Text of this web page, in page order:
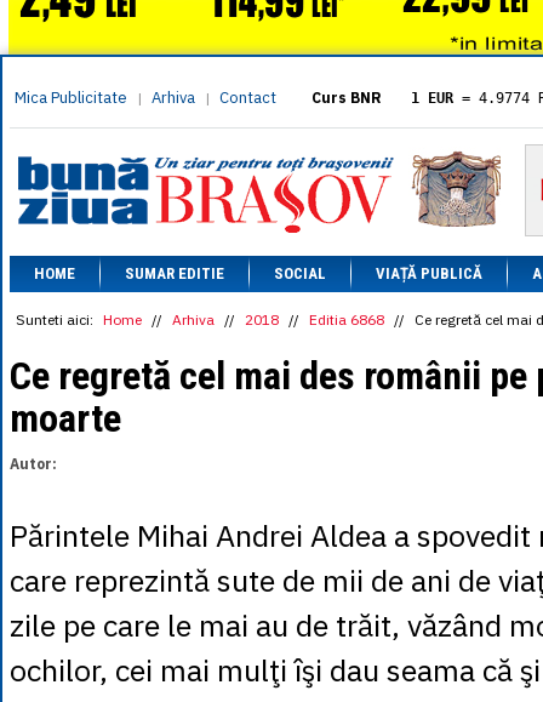
Mica Publicitate | Arhiva | Contact Curs BNR 1 EUR = 4.9774
= 5.8304
1 XAU= 464.4611
1 AED= 1.1933
1 AUD= 2.7957
1 BGN= 2.5449
1 CAD= 3.1559
1 CHF= 5.2813
1 CNY= 0.6015
1 DKK
= 0.6668
1 EGP
= 0.0860
1 NOK= 0.4191
1 NZD
1 PLN = 1.1646
= 0.0425
1 RUB= 0.0530
1 TRY= 0.1141
= 0.1048
HOME SUMAR EDITIE SOCIAL VIAȚĂ PUBLICĂ
Sunteti aici: Home // Arhiva // 2018 // Editia 6868 // Ce regretă cel mai
Ce regretă cel mai des românii pe
moarte
Autor:
Părintele Mihai Andrei Aldea a
care reprezintă sute de mii de ani de
zile pe care le mai au de trăit, văzând
ochilor, cei mai mulţi îşi dau seama că